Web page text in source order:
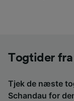
Togtider
Tjek de næste
Schandau for